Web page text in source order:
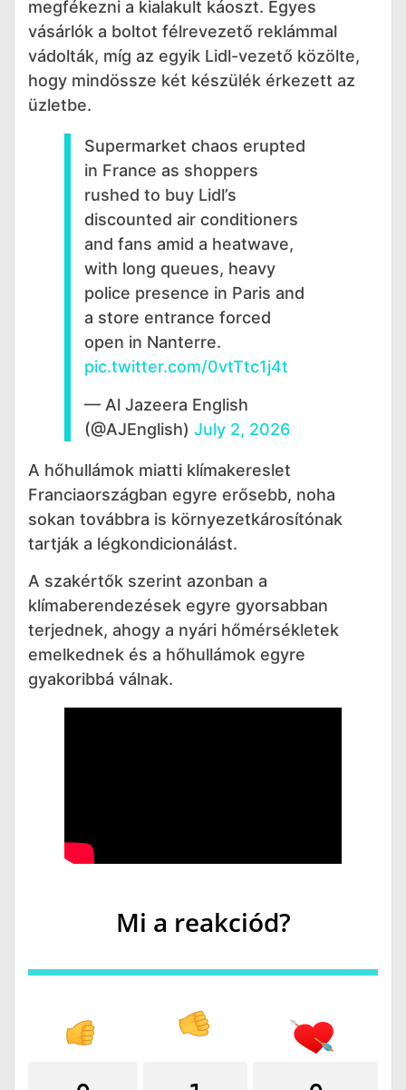
megfékezni a kialakult káoszt. Egyes
vásárlók a boltot félrevezető reklámmal
vádolták, míg az egyik Lidl-vezető közölte,
hogy mindössze két készülék érkezett az
üzletbe.
Supermarket chaos erupted
in France as shoppers
rushed to buy Lidl’s
discounted air conditioners
and fans amid a heatwave,
with long queues, heavy
police presence in Paris and
a store entrance forced
open in Nanterre.
pic.twitter.com/0vtTtc1j4t
— Al Jazeera English
(@AJEnglish) July 2, 2026
A hőhullámok miatti klímakereslet
Franciaországban egyre erősebb, noha
sokan továbbra is környezetkárosítónak
tartják a légkondicionálást.
A szakértők szerint azonban a
klímaberendezések egyre gyorsabban
terjednek, ahogy a nyári hőmérsékletek
emelkednek és a hőhullámok egyre
gyakoribbá válnak.
Mi a reakciód?